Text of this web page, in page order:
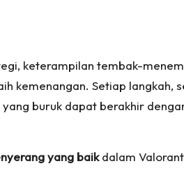
keterampilan tembak-
kemenangan. Setiap langkah,
buruk dapat berakhir
yang baikdalam